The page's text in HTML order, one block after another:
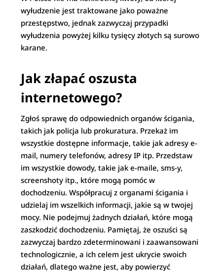
wyłudzenie jest traktowane jako poważne
przestępstwo, jednak zazwyczaj przypadki
wyłudzenia powyżej kilku tysięcy złotych są surowo
karane.
Jak złapać oszusta
internetowego?
Zgłoś sprawę do odpowiednich organów ścigania,
takich jak policja lub prokuratura. Przekaż im
wszystkie dostępne informacje, takie jak adresy e-
mail, numery telefonów, adresy IP itp. Przedstaw
im wszystkie dowody, takie jak e-maile, sms-y,
screenshoty itp., które mogą pomóc w
dochodzeniu. Współpracuj z organami ścigania i
udzielaj im wszelkich informacji, jakie są w twojej
mocy. Nie podejmuj żadnych działań, które mogą
zaszkodzić dochodzeniu. Pamiętaj, że oszuści są
zazwyczaj bardzo zdeterminowani i zaawansowani
technologicznie, a ich celem jest ukrycie swoich
działań, dlatego ważne jest, aby powierzyć